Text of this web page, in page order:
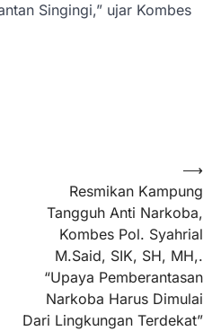
Singingi,” ujar Kombes
Resmikan Kampung
Tangguh Anti Narkoba,
Kombes Pol. Syahrial
M.Said, SIK, SH, MH,.
“Upaya Pemberantasan
Narkoba Harus Dimulai
Dari Lingkungan Terdekat”
⟶